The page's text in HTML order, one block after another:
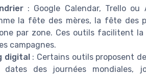
: Google Calendar, Trello ou
la fête des mères, la fête des
par zone. Ces outils facilitent
campagnes.
digital : Certains outils proposent
des journées mondiales,